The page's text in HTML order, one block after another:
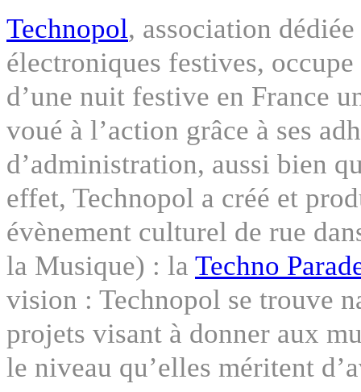
Technopol, association
électroniques festives,
d’une nuit festive en France
voué à l’action grâce à ses
d’administration, aussi bien
effet, Technopol a créé et
évènement culturel de rue
la Musique) : la Techno
vision : Technopol se trouve
projets visant à donner aux
le niveau qu’elles méritent